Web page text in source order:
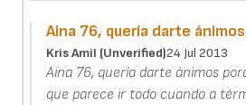
Aina 76, quería darte ánimos
Kris Amil (unverified)24 Jul 2013
Aina 76, quería darte ánimos
que parece ir todo cuando a